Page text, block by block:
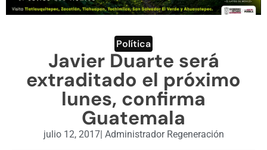
DEPORTES
ENGLISH SECTION
VIDEOS
Política
Javier Duarte será
extraditado el próximo
lunes, confirma
Guatemala
julio 12, 2017| Administrador Regeneración